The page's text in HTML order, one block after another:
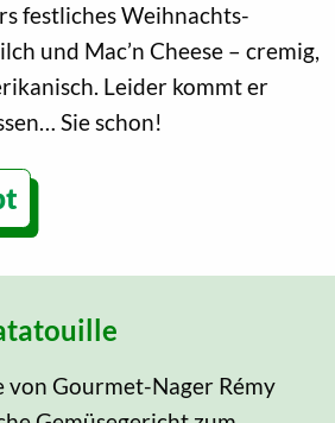
festliches Weihnachts-
und Mac’n Cheese – cremig,
Leider kommt er
Sie schon!
von Gourmet-Nager Rémy